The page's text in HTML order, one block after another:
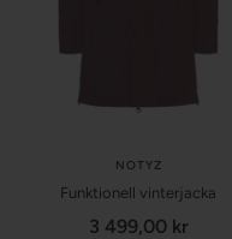
NOTYZ
Funktionell vinterjacka
Försäljningspris
3 499,00 kr